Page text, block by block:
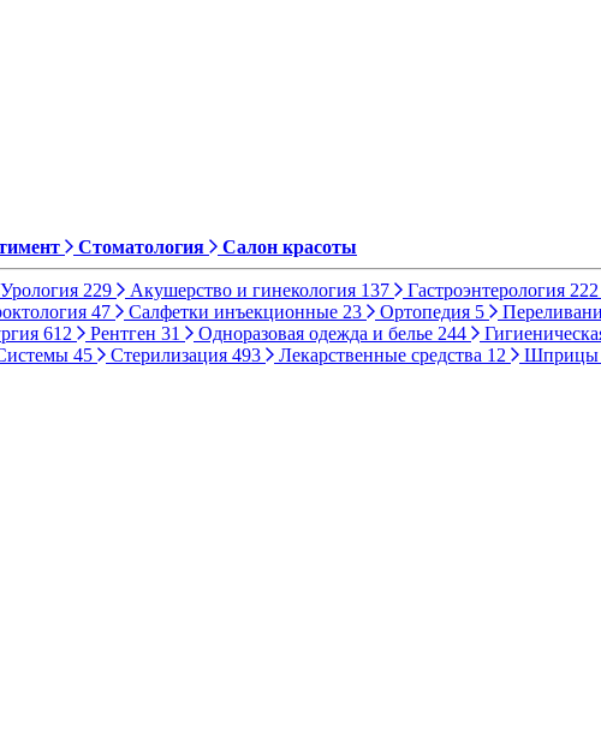
Стоматология Салон красоты
Урология 229 Акушерство и гинекология 137 Гастроэнтерология 222
47 Салфетки инъекционные 23 Ортопедия 5
612 Рентген 31 Одноразовая одежда и белье 244
45 Стерилизация 493 Лекарственные средства 12